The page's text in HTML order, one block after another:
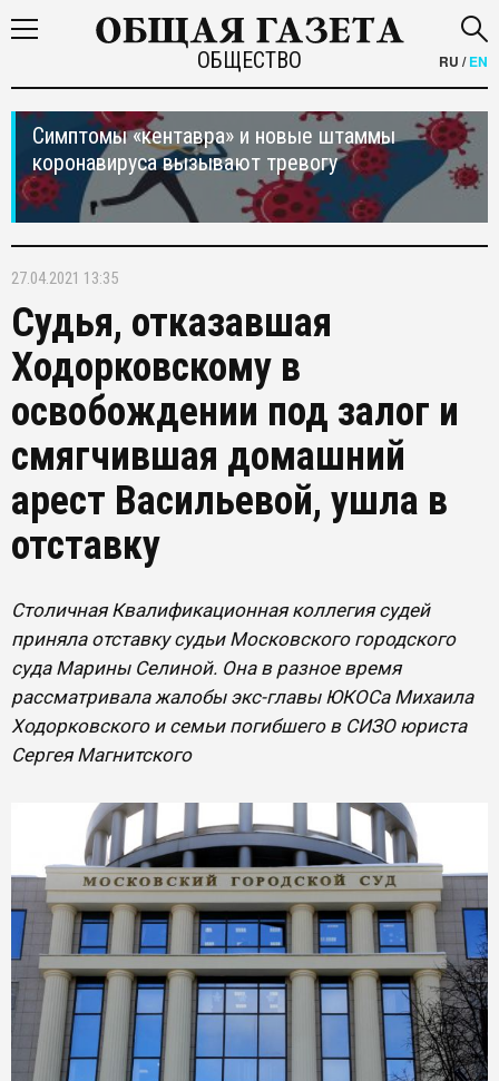
ОБЩЕСТВО RU /EN
Симптомы «кентавра» и новые штаммы
коронавируса вызывают тревогу
27.04.2021 13:35
Судья, отказавшая
Ходорковскому в
освобождении под залог и
смягчившая домашний
арест Васильевой, ушла в
отставку
Столичная Квалификационная коллегия судей
приняла отставку судьи Московского городского
суда Марины Селиной. Она в разное время
рассматривала жалобы экс-главы ЮКОСа Михаила
Ходорковского и семьи погибшего в СИЗО юриста
Сергея Магнитского